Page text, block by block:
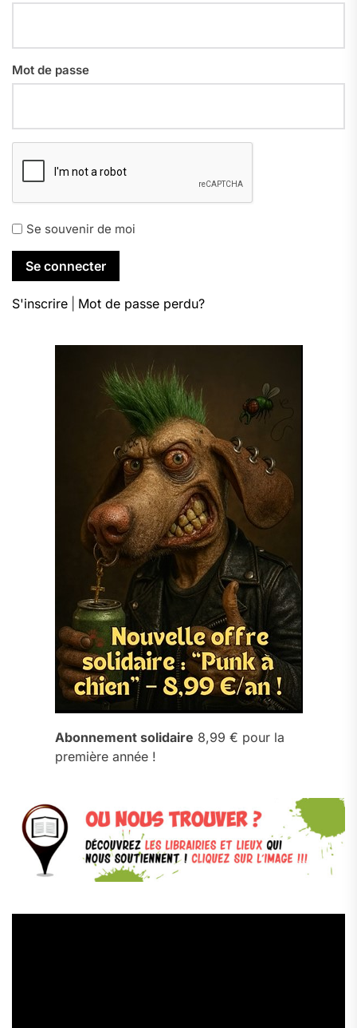
Mot de passe
Se souvenir de moi
S'inscrire Mot de passe perdu?
Abonnement solidaire 8,99 € pour la
première année !